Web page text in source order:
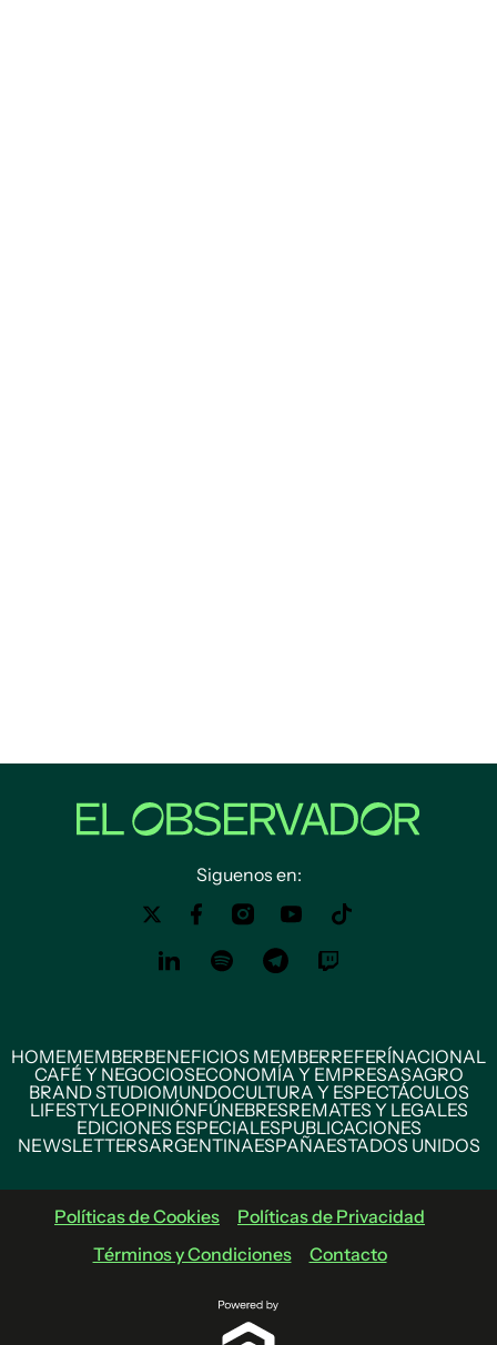
Siguenos en:
HOMEMEMBERBENEFICIOS MEMBERREFERÍNACIONAL
CAFÉ Y NEGOCIOSECONOMÍA Y EMPRESASAGRO
BRAND STUDIOMUNDOCULTURA Y ESPECTÁCULOS
LIFESTYLEOPINIÓNFÚNEBRESREMATES Y LEGALES
EDICIONES ESPECIALESPUBLICACIONES
NEWSLETTERSARGENTINAESPAÑAESTADOS UNIDOS
Políticas de Cookies
Políticas de Privacidad
Términos y Condiciones
Contacto